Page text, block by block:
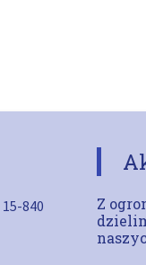
15-840
Z